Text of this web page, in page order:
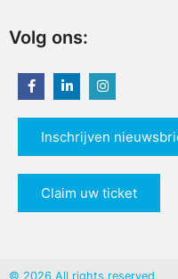
Volg ons:
Inschrijven
Claim uw ticket
© 2026 All rights reserved